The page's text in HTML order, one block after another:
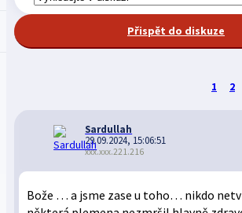
Přispět do diskuze
1 2
Sardullah
29.09.2024, 15:06:51
xxx.xxx.221.216
Bože … a jsme zase u toho… nikdo